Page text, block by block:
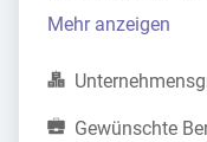
Mehr anzeigen
Gewünschte